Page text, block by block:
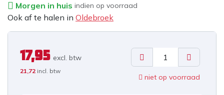
Morgen in huis indien op voorraad
Ook af te halen in Oldebroek
17,95 excl. btw
21,72 incl. btw
niet op voorraad